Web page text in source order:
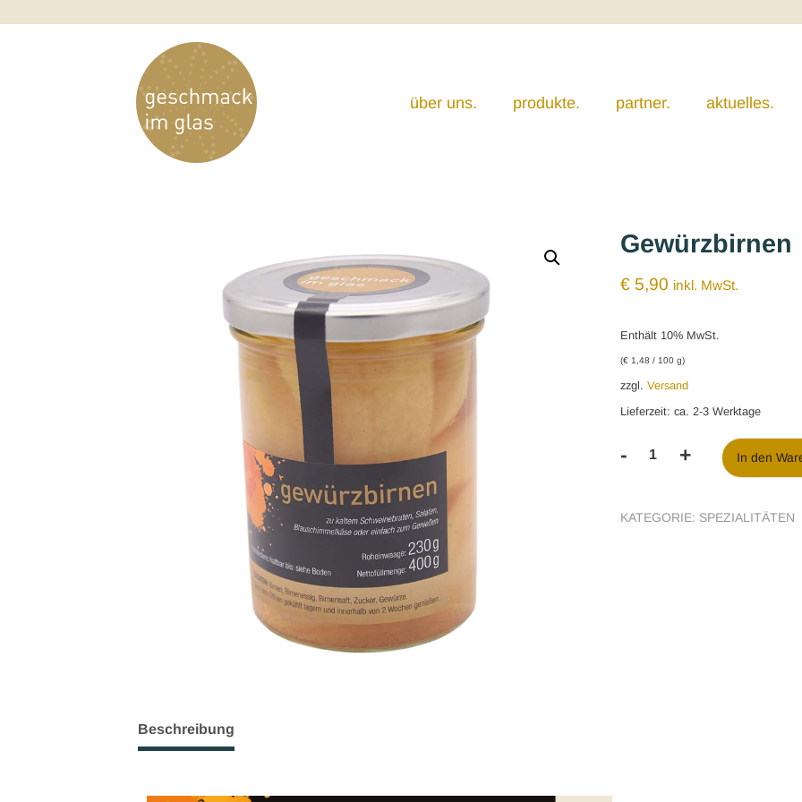
über uns. produkte. partner. aktuelles.
Gewürzbirnen
€5,90 inkl. MwSt.
Enthält 10% MwSt.
(€1,48 / 100 g)
zzgl. Versand
Lieferzeit: ca. 2-3 Werktage
-Gewürzbirnen
+ In den
KATEGORIE: SPEZIALITÄTEN
Beschreibung